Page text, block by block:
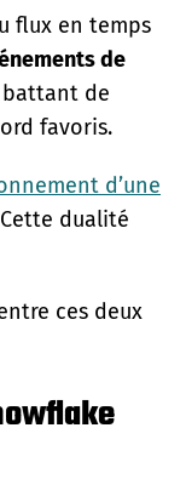
flux en temps
de
battant de
favoris.
d’une
dualité
ces deux